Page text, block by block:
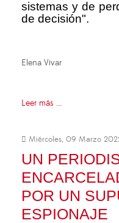
sistemas y de
de decisión".
Elena Vivar
Leer más ...
Miércoles, 09 Marzo
UN
POR UN
ESPIONAJE